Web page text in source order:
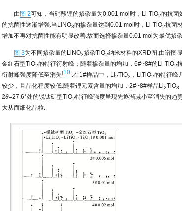
由 图 2可知，当硝酸锂的掺杂量为0.001 mol时，Li-TiO2的抗菌
的抗菌性逐渐增强.当LiNO3的掺杂量达到0.01 mol时，Li-TiO2抗菌
增加不再对抗菌性能有明显改善.故而选择掺杂量0.01 mol为最优掺
图 3为不同掺杂量的LiNO3掺杂TiO2纳米材料的XRD图.由谱图
金红石型TiO2的特征衍射峰；随着掺杂量的增加，6#~8#的Li-TiO2
衍射峰强度降低至消失[10].在1#样品中，Li2TiO3 ，LiTiO2的特征峰
较少，且晶化程度较低.随着锂元素含量的增加，2#~8#样品Li2TiO3
2θ=27.6°处的锐钛矿型TiO2特征峰强度呈现先逐渐减小至消失的趋
大从而细化晶粒.